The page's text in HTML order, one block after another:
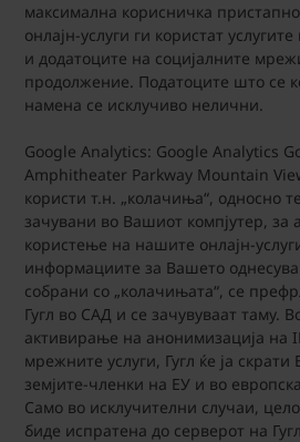
максимална корисничка
онлајн-услуги ги користат
и додатоците на социјалните
продолжение. Податоците што се
намена се исклучиво нелични.
Google Analytics: Google Analytics
Amphitheater Parkway Mountain
користи т.н. „колачиња“, односно
зачувани во Вашиот компјутер, за
користење на нашите онлајн-
информациите за Вашето
собрани со „колачињата“, се
Гугл во САД и се зачувуваат таму.
активирање на анонимизација на
мрежните услуги, Гугл ќе ја
земјите-членки на ЕУ и во
Само во исклучителни случаи,
биде испратена до серверот на